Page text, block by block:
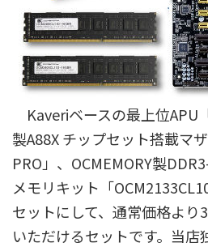
Kaveriベースの最上位APU
製A88X チップセット搭載マ
PRO」、OCMEMORY製
メモリキット「
セットにして、通常価格より
いただけるセットです。当店